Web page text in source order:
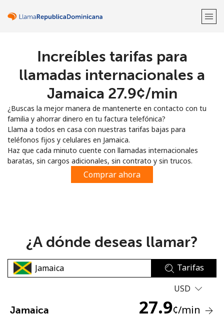
¡Bienvenido!
Regístrate con
o
No se ha creado una contraseña
Increíbles tarifas para
llamadas internacionales a
Jamaica ⁦27.9¢⁩/min
¿Buscas la mejor manera de mantenerte en contacto con tu
familia y ahorrar dinero en tu factura telefónica?
Llama a todos en casa con nuestras tarifas bajas para
teléfonos fijos y celulares en Jamaica.
Haz que cada minuto cuente con llamadas internacionales
baratas, sin cargos adicionales, sin contrato y sin trucos.
Comprar ahora
¿A dónde deseas llamar?
Tarifas
USD
Jamaica 27.9¢/min